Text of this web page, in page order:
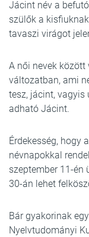
Jácint név a
szülők a
tavaszi virágot
A női nevek
változatban, ami
tesz, jácint, vagyis
adható Jácint.
Érdekesség, hogy
névnapokkal
szeptember 11-én
30-án lehet
Bár gyakorinak
Nyelvtudományi